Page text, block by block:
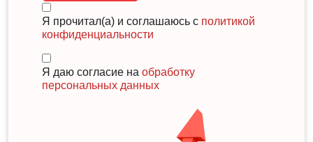
Я прочитал(а) и соглашаюсь с политикой
конфиденциальности
Я даю согласие на обработку
персональных данных